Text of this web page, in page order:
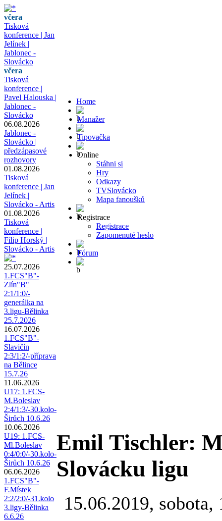
včera
Tisková
konference | Jan
Jelínek |
Jablonec -
Slovácko
včera
Tisková
konference |
Pavel Halouska |
Jablonec -
Slovácko
06.08.2026
Jablonec -
Slovácko |
předzápasové
rozhovory
01.08.2026
Tisková
konference | Jan
Jelínek |
Slovácko - Artis
01.08.2026
Tisková
konference |
Filip Horský |
Slovácko - Artis
25.07.2026
1.FCS"B"-
Zlín"B"
2:1/1:0/-
generálka na
3.ligu-Bělinka
25.7.2026
16.07.2026
1.FCS"B"-
Slavičín
2:3/1:2/-příprava
na Bělince
15.7.26
11.06.2026
U17: 1.FCS-
M.Boleslav
2:4/1:3/-30.kolo-
Širůch 10.6.26
10.06.2026
U19: 1.FCS-
Ml.Boleslav
0:4/0:0/-30.kolo-
Širůch 10.6.26
06.06.2026
1.FCS"B"-
F.Místek
2:2/2:0/-31.kolo
3.ligy-Bělinka
6.6.26
Home
Manažer
Tipovačka
Online
Stáhni si
Hry
Odkazy
TVSlovácko
Mapa fanoušků
Registrace
Registrace
Zapomenuté heslo
Fórum
Emil Tischler:
Slovácku ligu
15.06.2019, sobota,